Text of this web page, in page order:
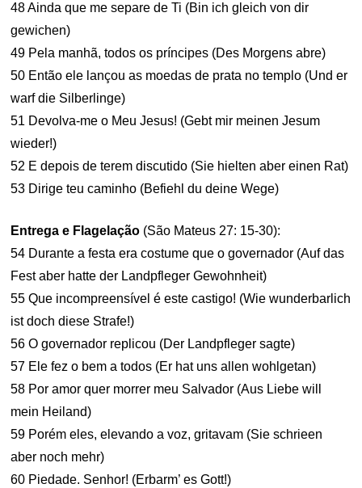
48 Ainda que me separe de Ti (Bin ich gleich von dir
gewichen)
49 Pela manhã, todos os príncipes (Des Morgens abre)
50 Então ele lançou as moedas de prata no templo (Und er
warf die Silberlinge)
51 Devolva-me o Meu Jesus! (Gebt mir meinen Jesum
wieder!)
52 E depois de terem discutido (Sie hielten aber einen Rat)
53 Dirige teu caminho (Befiehl du deine Wege)
Entrega e Flagelação (São Mateus 27: 15-30):
54 Durante a festa era costume que o governador (Auf das
Fest aber hatte der Landpfleger Gewohnheit)
55 Que incompreensível é este castigo! (Wie wunderbarlich
ist doch diese Strafe!)
56 O governador replicou (Der Landpfleger sagte)
57 Ele fez o bem a todos (Er hat uns allen wohlgetan)
58 Por amor quer morrer meu Salvador (Aus Liebe will
mein Heiland)
59 Porém eles, elevando a voz, gritavam (Sie schrieen
aber noch mehr)
60 Piedade. Senhor! (Erbarm’ es Gott!)